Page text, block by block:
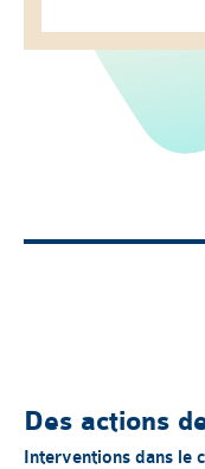
Des actions
Interventions dans le